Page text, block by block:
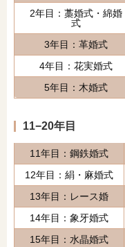
2年目：藁婚式・綿婚
式
3年目：革婚式
4年目：花実婚式
5年目：木婚式
11−20年目
11年目：鋼鉄婚式
12年目：絹・麻婚式
13年目：レース婚
14年目：象牙婚式
15年目：水晶婚式